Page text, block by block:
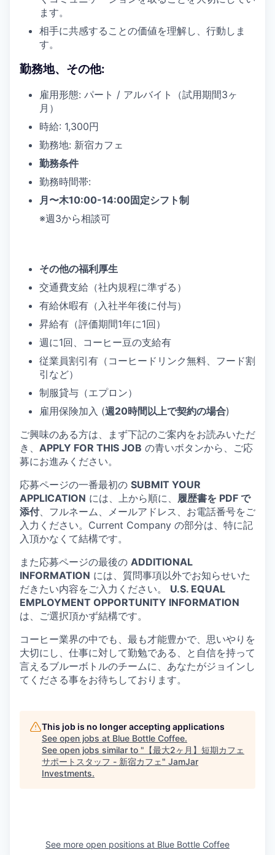
ます。
相手に共感することの価値を理解し、行動しま
す。
勤務地、その他:
雇用形態: パート / アルバイト（試用期間3ヶ
月）
時給: 1,300円
勤務地: 新宿カフェ
勤務条件
勤務時間帯:
月〜木10:00-14:00固定シフト制
※週3から相談可
その他の福利厚生
交通費支給（社内規程に準ずる）
有給休暇有（入社半年後に付与）
昇給有（評価期間1年に1回）
週に1回、コーヒー豆の支給有
従業員割引有（コーヒードリンク無料、フード割
引など）
制服貸与（エプロン）
雇用保険加入 (週20時間以上で契約の場合)
ご興味のある方は、まず下記のご案内をお読みいただ
き、 APPLY FOR THIS JOB の青いボタンから、ご応
募にお進みください。
応募ページの一番最初の SUBMIT YOUR
APPLICATION には、上から順に、 履歴書を PDF で
添付、フルネーム、メールアドレス、お電話番号をご
入力ください。Current Company の部分は、特に記
入頂かなくて結構です。
また応募ページの最後の ADDITIONAL
INFORMATION には、質問事項以外でお知らせいた
だきたい内容をご入力ください。 U.S. EQUAL
EMPLOYMENT OPPORTUNITY INFORMATION
は、ご選択頂かず結構です。
コーヒー業界の中でも、最も才能豊かで、思いやりを
大切にし、仕事に対して勤勉である、と自信を持って
言えるブルーボトルのチームに、あなたがジョインし
てくださる事をお待ちしております。
This job is no longer accepting applications
See open jobs at Blue Bottle Coffee.
See open jobs similar to " 【最大2ヶ月】短期カフェ
サポートスタッフ - 新宿カフェ " JamJar
Investments.
See more open positions at Blue Bottle Coffee